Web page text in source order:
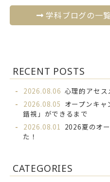
学科ブログの一
RECENT POSTS
2026.08.06 心理的アセ
2026.08.05 オープンキ
錯視」ができるまで
2026.08.01
2026夏のオ
た！
CATEGORIES